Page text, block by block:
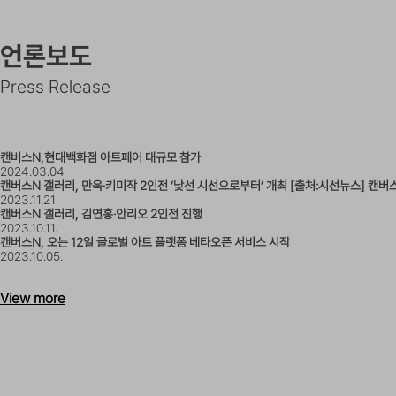
언론보도
Press Release
캔버스N,현대백화점 아트페어 대규모 참가
2024.03.04
캔버스N 갤러리, 만욱·키미작 2인전 ‘낯선 시선으로부터’ 개최 [출처:시선뉴스] 캔버
2023.11.21
캔버스N 갤러리, 김연홍·안리오 2인전 진행
2023.10.11.
캔버스N, 오는 12일 글로벌 아트 플랫폼 베타오픈 서비스 시작
2023.10.05.
View more